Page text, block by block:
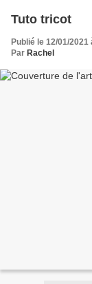
Tuto tricot
Publié le 12/01/2021
Par Rachel